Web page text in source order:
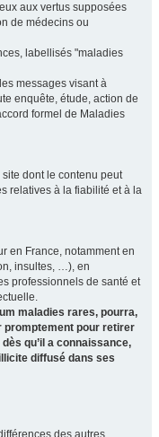
aux vertus supposées
de médecins ou
labellisés "maladies
messages visant à
enquête, étude, action de
formel de Maladies
dont le contenu peut
relatives à la fiabilité et à la
en France, notamment en
insultes, …), en
professionnels de santé et
maladies rares, pourra,
promptement pour retirer
qu’il a connaissance,
diffusé dans ses
des autres